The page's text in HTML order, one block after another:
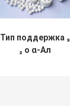
Тип поддержка ₃
₂ о α-Ал